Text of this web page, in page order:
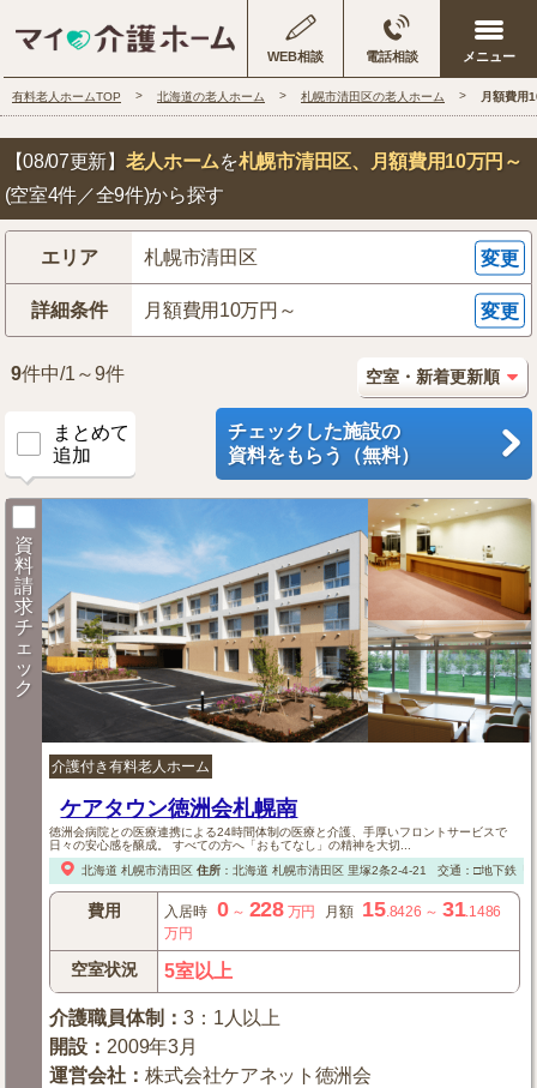
WEB相談 電話相談
有料老人ホームTOP 北海道の老人ホーム 札幌市清田区の老人ホーム 月額費用
【08/07更新】 老人ホームを札幌市清田区、月額費用10万円～
(空室4件／全9件)から探す
エリア 札幌市清田区 変更
詳細条件 月額費用10万円～ 変更
9件中/1～9件
まとめて
追加
チェックした施設の
資料をもらう（無料）
資
料
請
求
チ
ェ
ッ
ク
介護付き有料老人ホーム
ケアタウン徳洲会札幌南
徳洲会病院との医療連携による24時間体制の医療と介護、手厚いフロントサービスで
日々の安心感を醸成。 すべての方へ「おもてなし」の精神を大切...
北海道 札幌市清田区 住所： 北海道 札幌市清田区里塚2条2-4-21 交通：□地下鉄「
費用 入居時 0～ 228 万円 月額 15.8426 ～ 31.1486
万円
空室状況 5室以上
介護職員体制 ：3：1人以上
開設 ： 2009年3月
運営会社 ：株式会社ケアネット徳洲会